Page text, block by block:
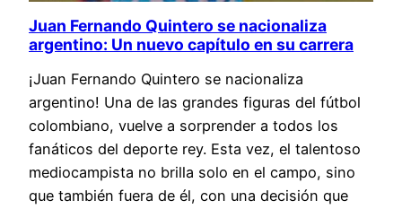
Juan Fernando Quintero se nacionaliza
argentino: Un nuevo capítulo en su carrera
¡Juan Fernando Quintero se nacionaliza
argentino! Una de las grandes figuras del fútbol
colombiano, vuelve a sorprender a todos los
fanáticos del deporte rey. Esta vez, el talentoso
mediocampista no brilla solo en el campo, sino
que también fuera de él, con una decisión que